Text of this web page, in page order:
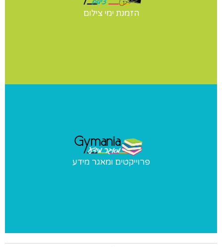
הזמנת ימי צילום
יש לכם תחרות? הופעה? מעוניינים בצילומי סטודיו לנבחרת
פרוייקטים ומאגר מידע
פרוייקטים ומאגר מידע
פרוייקטים מיוחדים שאנו מבצעים ומאגר מידע בנושאי התעמלות